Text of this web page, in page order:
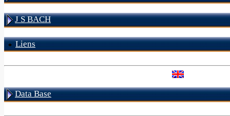
J S BACH
Liens
Data Base